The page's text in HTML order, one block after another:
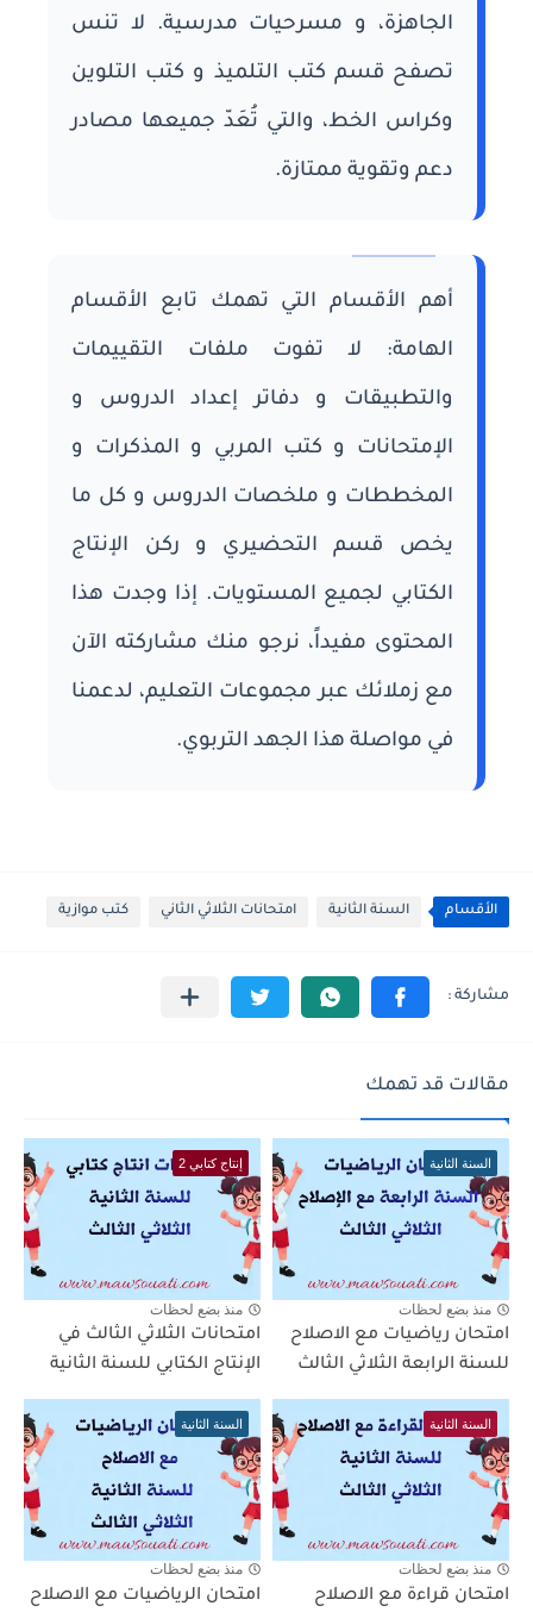
الجاهزة، و مسرحيات مدرسية. لا تنس
تصفح قسم كتب التلميذ و كتب التلوين
وكراس الخط، والتي تُعَدّ جميعها مصادر
دعم وتقوية ممتازة.
أهم الأقسام التي تهمك تابع الأقسام
الهامة: لا تفوت ملفات التقييمات
والتطبيقات و دفاتر إعداد الدروس و
الإمتحانات و كتب المربي و المذكرات و
المخططات و ملخصات الدروس و كل ما
يخص قسم التحضيري و ركن الإنتاج
الكتابي لجميع المستويات. إذا وجدت هذا
المحتوى مفيداً، نرجو منك مشاركته الآن
مع زملائك عبر مجموعات التعليم، لدعمنا
في مواصلة هذا الجهد التربوي.
الأقسام السنة الثانية امتحانات الثلاثي الثاني كتب موازية
مقالات قد تهمك
السنة الثانية
منذ بضع لحظات
امتحان رياضيات مع الاصلاح
للسنة الرابعة الثلاثي الثالث
إنتاج كتابي 2
منذ بضع لحظات
امتحانات الثلاثي الثالث في
الإنتاج الكتابي للسنة الثانية
السنة الثانية
منذ بضع لحظات
امتحان قراءة مع الاصلاح
السنة الثانية
منذ بضع لحظات
امتحان الرياضيات مع الاصلاح